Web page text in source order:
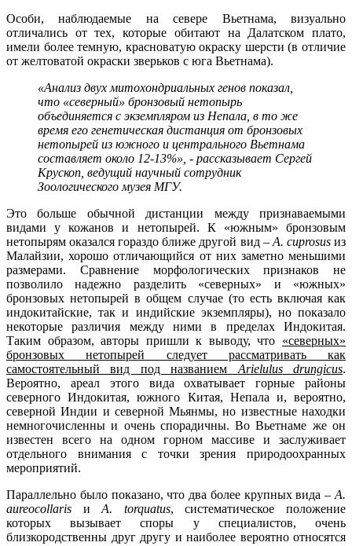
Особи, наблюдаемые на севере Вьетнама, визуально
отличались от тех, которые обитают на Далатском плато,
имели более темную, красноватую окраску шерсти (в отличие
от желтоватой окраски зверьков с юга Вьетнама).
«Анализ двух митохондриальных генов показал,
что «северный» бронзовый нетопырь
объединяется с экземпляром из Непала, в то же
время его генетическая дистанция от бронзовых
нетопырей из южного и центрального Вьетнама
составляет около 12-13%», - рассказывает Сергей
Крускоп, ведущий научный сотрудник
Зоологического музея МГУ.
Это больше обычной дистанции между признаваемыми
видами у кожанов и нетопырей. К «южным» бронзовым
нетопырям оказался гораздо ближе другой вид – A. cuprosusиз
Малайзии, хорошо отличающийся от них заметно меньшими
размерами. Сравнение морфологических признаков не
позволило надежно разделить «северных» и «южных»
бронзовых нетопырей в общем случае (то есть включая как
индокитайские, так и индийские экземпляры), но показало
некоторые различия между ними в пределах Индокитая.
Таким образом, авторы пришли к выводу, что «северных»
бронзовых нетопырей следует рассматривать как
самостоятельный вид под названием Arielulus drungicus.
Вероятно, ареал этого вида охватывает горные районы
северного Индокитая, южного Китая, Непала и, вероятно,
северной Индии и северной Мьянмы, но известные находки
немногочисленны и очень спорадичны. Во Вьетнаме же он
известен всего на одном горном массиве и заслуживает
отдельного внимания с точки зрения природоохранных
мероприятий.
Параллельно было показано, что два более крупных вида – A.
aureocollaris иA. torquatus, систематическое положение
которых вызывает споры у специалистов, очень
близкородственны друг другу и наиболее вероятно относятся